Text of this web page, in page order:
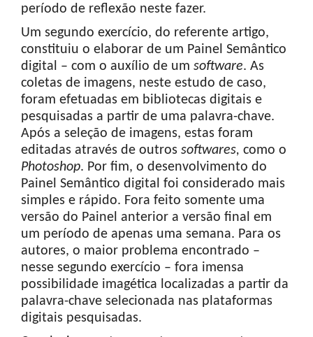
período de reflexão neste fazer.
Um segundo exercício, do referente artigo,
constituiu o elaborar de um Painel Semântico
digital – com o auxílio de um software. As
coletas de imagens, neste estudo de caso,
foram efetuadas em bibliotecas digitais e
pesquisadas a partir de uma palavra-chave.
Após a seleção de imagens, estas foram
editadas através de outros softwares, como o
Photoshop. Por fim, o desenvolvimento do
Painel Semântico digital foi considerado mais
simples e rápido. Fora feito somente uma
versão do Painel anterior a versão final em
um período de apenas uma semana. Para os
autores, o maior problema encontrado –
nesse segundo exercício – fora imensa
possibilidade imagética localizadas a partir da
palavra-chave selecionada nas plataformas
digitais pesquisadas.